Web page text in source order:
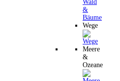
Wege
Meere
&
Ozeane